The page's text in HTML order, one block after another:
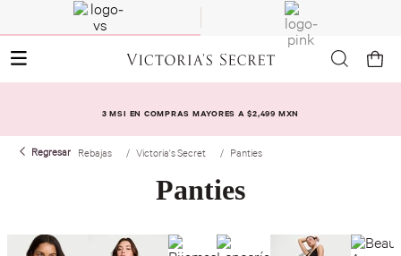
3 MSI EN COMPRAS MAYORES A $2,499 MXN
Rebajas Victoria's Secret Panties
Panties